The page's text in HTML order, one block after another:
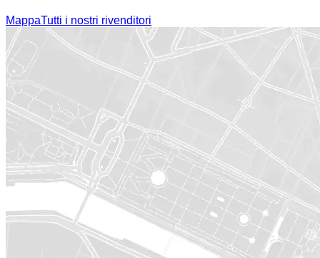
MappaTutti i nostri rivenditori